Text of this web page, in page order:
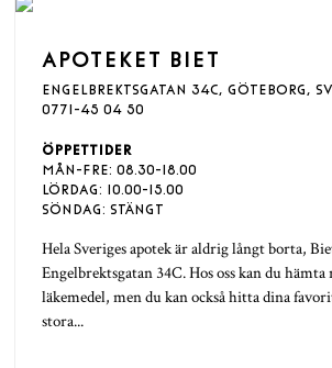
APOTEKET BIET
ENGELBREKTSGATAN 34C, GÖTEBORG,
0771-45 04 50
ÖPPETTIDER
MÅN-FRE: 08.30-18.00
LÖRDAG: 10.00-15.00
SÖNDAG: STÄNGT
Hela Sveriges apotek är aldrig långt borta,
Engelbrektsgatan 34C. Hos oss kan du
läkemedel, men du kan också hitta dina
stora...